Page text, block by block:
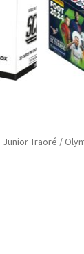
Junior Traoré /